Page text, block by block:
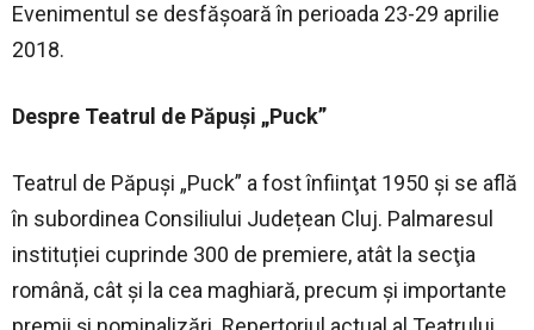
Evenimentul se desfășoară în perioada 23-29 aprilie
2018.
Despre Teatrul de Păpuşi „Puck”
Teatrul de Păpuşi „Puck” a fost înfiinţat 1950 și se află
în subordinea Consiliului Județean Cluj. Palmaresul
instituției cuprinde 300 de premiere, atât la secţia
română, cât şi la cea maghiară, precum și importante